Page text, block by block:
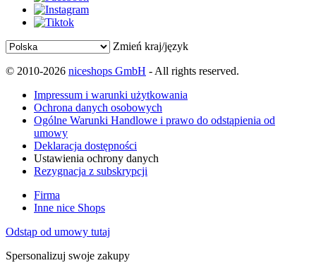
Zmień kraj/język
© 2010-2026 niceshops GmbH - All rights reserved.
Impressum i warunki użytkowania
Ochrona danych osobowych
Ogólne Warunki Handlowe i prawo do odstąpienia od
umowy
Deklaracja dostępności
Ustawienia ochrony danych
Rezygnacja z subskrypcji
Firma
Inne nice Shops
Odstąp od umowy tutaj
Spersonalizuj swoje zakupy